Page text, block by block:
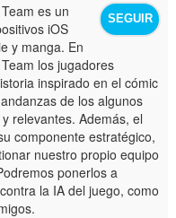
SEGUIR
es un
iOS
y manga. En
los jugadores
inspirado en el cómic
de los algunos
relevantes. Además, el
componente estratégico,
nuestro propio equipo
ponerlos a
la IA del juego, como